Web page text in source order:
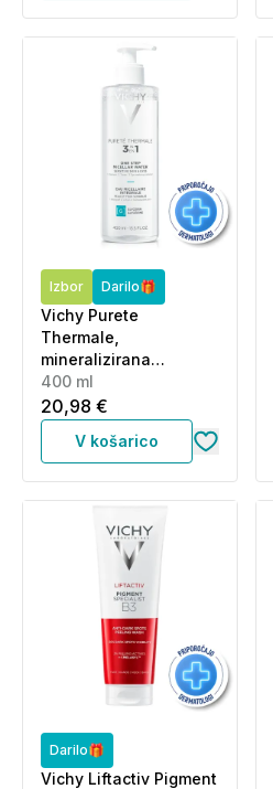
Izbor Darilo🎁
Vichy Purete
Thermale,
mineralizirana
micelarna voda za
občutljivo kožo (400
ml)
400 ml
20,98 €
V košarico
Darilo🎁
Vichy Liftactiv Pigment